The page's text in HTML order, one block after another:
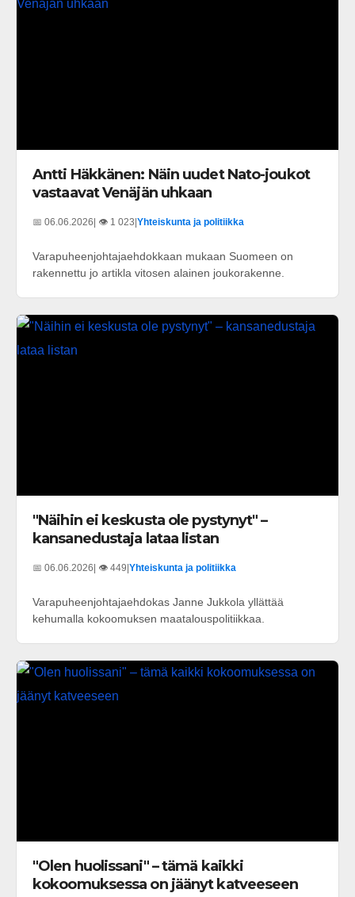
Antti Häkkänen: Näin uudet Nato-joukot
vastaavat Venäjän uhkaan
📅 06.06.2026| 👁️ 1 023|Yhteiskunta ja politiikka
Varapuheenjohtajaehdokkaan mukaan Suomeen on
rakennettu jo artikla vitosen alainen joukorakenne.
"Näihin ei keskusta ole pystynyt" –
kansanedustaja lataa listan
📅 06.06.2026 | 👁️ 449 Yhteiskunta ja politiikka
Varapuheenjohtajaehdokas Janne Jukkola yllättää
kehumalla kokoomuksen maatalouspolitiikkaa.
"Olen huolissani" – tämä kaikki
kokoomuksessa on jäänyt katveeseen